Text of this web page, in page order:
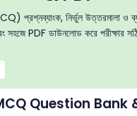
প্রশ্নব্যাংক, নির্ভুল উত্তরমালা ও
সহজে PDF ডাউনলোড করে পরীক্ষার
MCQ Question